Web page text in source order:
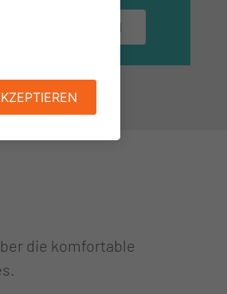
MEHR ERFAHREN
die komfortable